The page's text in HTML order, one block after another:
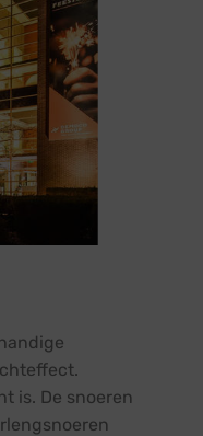
is. De snoeren